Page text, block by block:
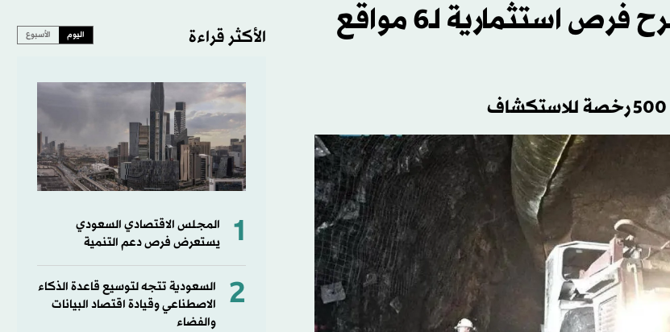
التعدين في السعودية يقترب من طرح فرص استثمارية لـ6 مواقع
الأكثر قراءة اليوم الأسبوع
1
المجلس الاقتصادي السعودي
يستعرض فرص دعم التنمية
2
السعودية تتجه لتوسيع قاعدة الذكاء
الاصطناعي وقيادة اقتصاد البيانات
والفضاء